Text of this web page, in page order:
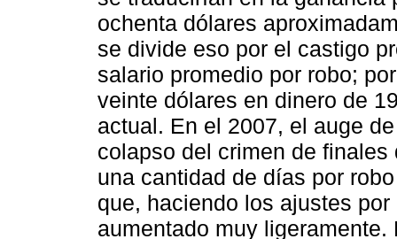
ochenta dólares
se divide eso por el castigo
salario promedio por robo;
veinte dólares en dinero de
actual. En el 2007, el auge
colapso del crimen de
una cantidad de días por
que, haciendo los ajustes
aumentado muy